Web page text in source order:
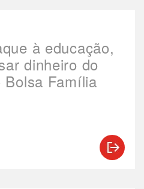
à educação,
dinheiro do
Bolsa Família